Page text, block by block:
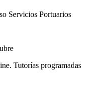
Servicios Portuarios
Tutorías programadas